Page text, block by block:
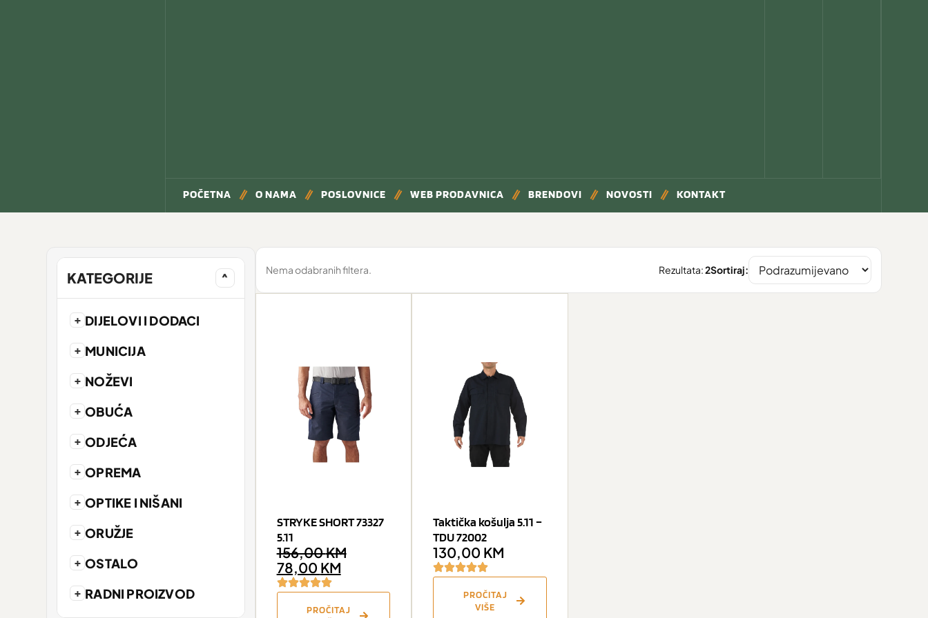
POČETNA O NAMA POSLOVNICE WEB PRODAVNICA BRENDOVI NOVOSTI KONTAKT
KATEGORIJE ^
+ DIJELOVI I DODACI
+ MUNICIJA
+ NOŽEVI
+ OBUĆA
+ ODJEĆA
+ OPREMA
+ OPTIKE I NIŠANI
+ ORUŽJE
+ OSTALO
+ RADNI PROIZVOD
Nema odabranih filtera. Rezultata:2Sortiraj:
STRYKE SHORT 73327
5.11
156,00KM
78,00 KM
PROČITAJ
Taktička košulja 5.11 –
TDU 72002
130,00 KM
PROČITAJ
VIŠE